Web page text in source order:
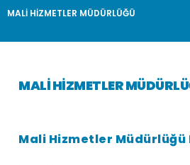
MALI HIZMETLER MÜDÜRLÜĞÜ
MALI HIZMETLER
Mali Hizmetler Müdürlüğü